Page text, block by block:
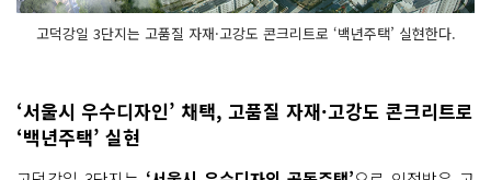
고덕강일 3단지는 고품질 자재·고강도 콘크리트로 ‘백년주택’ 실현한다.
‘서울시 우수디자인’ 채택, 고품질 자재·고강도 콘크리트로
‘백년주택’ 실현